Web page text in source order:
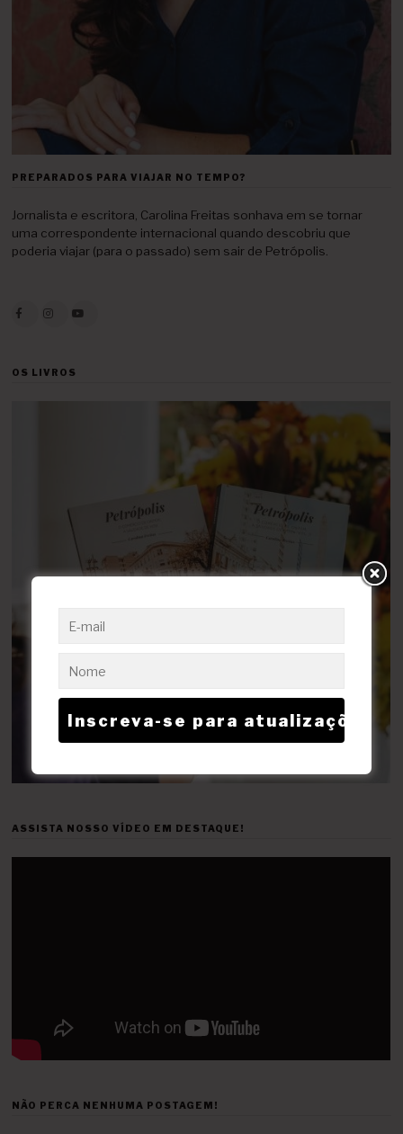
PREPARADOS PARA VIAJAR NO TEMPO?
Jornalista e escritora, Carolina Freitas sonhava em se tornar
uma correspondente internacional quando descobriu que
poderia viajar (para o passado) sem sair de Petrópolis.
OS LIVROS
ASSISTA NOSSO VÍDEO EM DESTAQUE!
NÃO PERCA NENHUMA POSTAGEM!